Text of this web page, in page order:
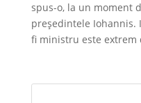
spus-o, la un moment
preşedintele Iohannis.
fi ministru este extrem